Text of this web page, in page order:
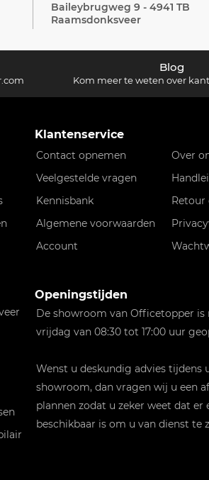
Baileybrugweg 9 - 4941 TB
Raamsdonksveer
Blog
Kom meer te weten over
Klantenservice
Contact opnemen
Over
Veelgestelde vragen
Kennisbank
Retour
Algemene voorwaarden
Account
Openingstijden
De showroom van Officetopper is
vrijdag van 08:30 tot 17:00 uur
Wenst u deskundig advies tijdens
showroom, dan vragen wij u een
plannen zodat u zeker weet dat er
beschikbaar is om u van dienst te